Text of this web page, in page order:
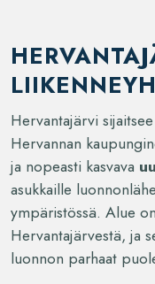
Hervantajärvi
Hervannan
ja nopeasti kasvava
asukkaille
ympäristössä. Alue
Hervantajärvestä, ja
luonnon parhaat